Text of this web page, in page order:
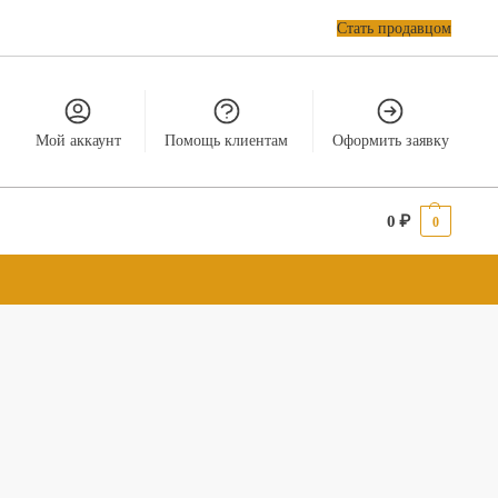
Стать продавцом
Мой аккаунт Помощь клиентам Оформить заявку
0₽ 0